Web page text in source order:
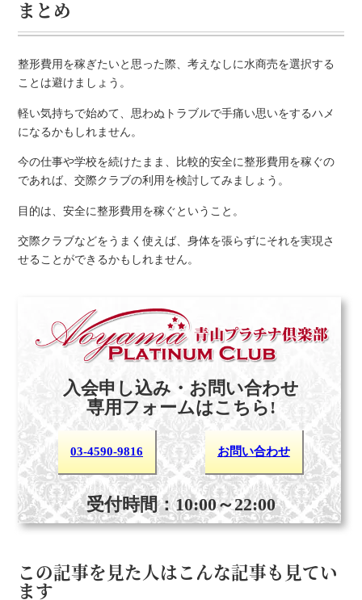
まとめ
整形費用を稼ぎたいと思った際、考えなしに水商売を選択する
ことは避けましょう。
軽い気持ちで始めて、思わぬトラブルで手痛い思いをするハメ
になるかもしれません。
今の仕事や学校を続けたまま、比較的安全に整形費用を稼ぐの
であれば、交際クラブの利用を検討してみましょう。
目的は、安全に整形費用を稼ぐということ。
交際クラブなどをうまく使えば、身体を張らずにそれを実現さ
せることができるかもしれません。
入会申し込み・お問い合わせ
専用フォームはこちら!
03-4590-9816 お問い合わせ
受付時間：10:00～22:00
この記事を見た人はこんな記事も見てい
ます